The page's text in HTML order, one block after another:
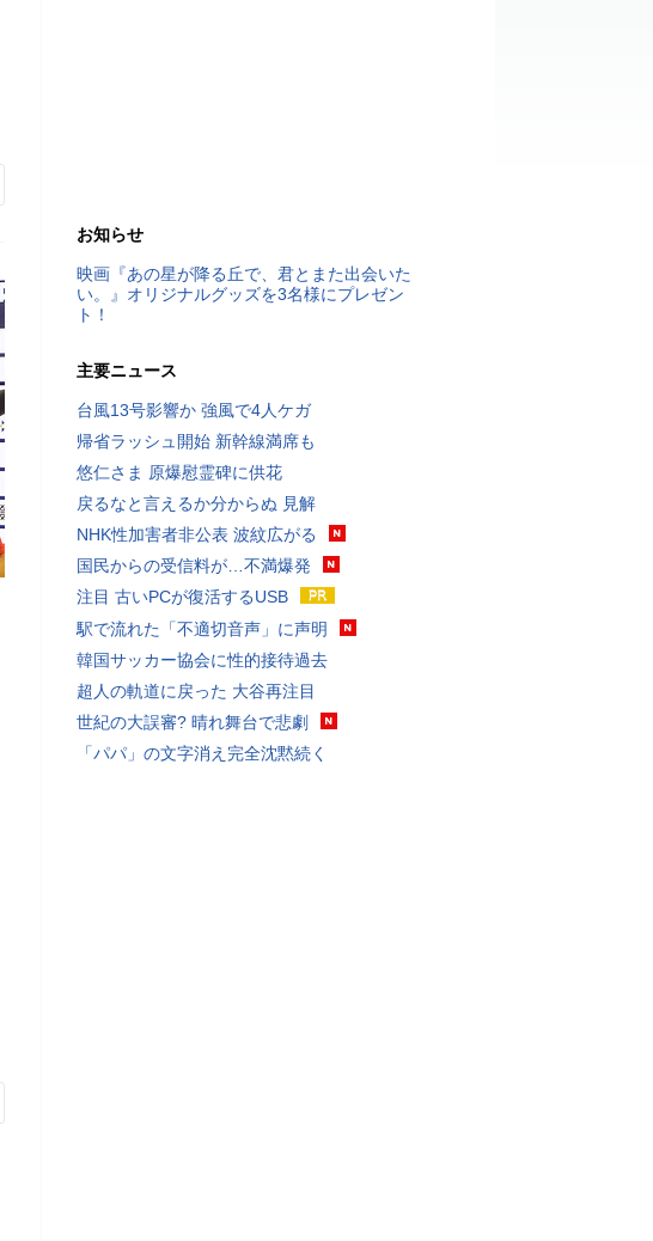
お知らせ
映画『あの星が降る丘で、君とまた出会いた
い。』オリジナルグッズを3名様にプレゼン
ト！
主要ニュース
台風13号影響か 強風で4人ケガ
帰省ラッシュ開始 新幹線満席も
悠仁さま 原爆慰霊碑に供花
戻るなと言えるか分からぬ 見解
NHK性加害者非公表 波紋広がる
国民からの受信料が…不満爆発
注目 古いPCが復活するUSB
駅で流れた「不適切音声」に声明
韓国サッカー協会に性的接待過去
超人の軌道に戻った 大谷再注目
世紀の大誤審? 晴れ舞台で悲劇
「パパ」の文字消え完全沈黙続く